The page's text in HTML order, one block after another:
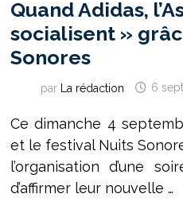
Quand Adidas,
socialisent »
Sonores
par La rédaction 6
Ce dimanche 4
et le festival Nuits
l’organisation d’une
d’affirmer leur nouvelle …